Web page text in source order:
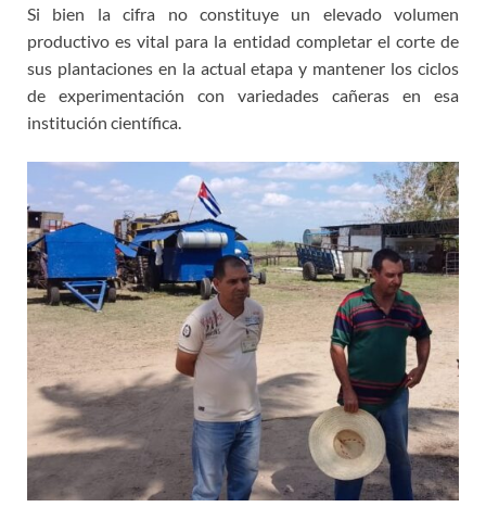
Si bien la cifra no constituye un elevado volumen
productivo es vital para la entidad completar el corte de
sus plantaciones en la actual etapa y mantener los ciclos
de experimentación con variedades cañeras en esa
institución científica.